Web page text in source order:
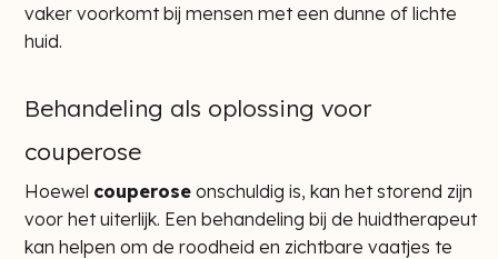
vaker voorkomt bij mensen met een dunne of lichte
huid.
Behandeling als oplossing voor
couperose
Hoewel couperose onschuldig is, kan het storend zijn
voor het uiterlijk. Een behandeling bij de huidtherapeut
kan helpen om de roodheid en zichtbare vaatjes te